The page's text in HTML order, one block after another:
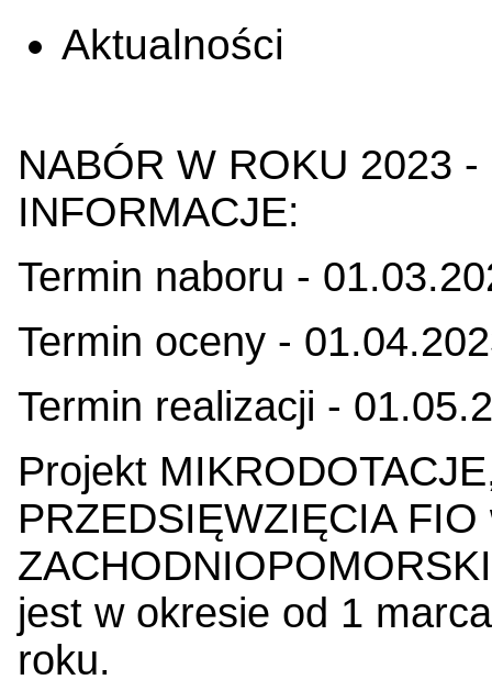
Aktualności
NABÓR W ROKU 2023
INFORMACJE:
Termin naboru -
Termin oceny -
Termin realizacji -
Projekt
PRZEDSIĘWZIĘCIA
jest w okresie od 1
roku.